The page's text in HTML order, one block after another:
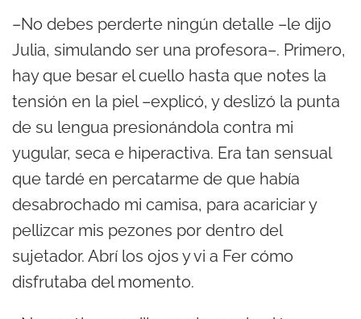
–No debes perderte ningún detalle –le dijo
Julia, simulando ser una profesora–. Primero,
hay que besar el cuello hasta que notes la
tensión en la piel –explicó, y deslizó la punta
de su lengua presionándola contra mi
yugular, seca e hiperactiva. Era tan sensual
que tardé en percatarme de que había
desabrochado mi camisa, para acariciar y
pellizcar mis pezones por dentro del
sujetador. Abrí los ojos y vi a Fer cómo
disfrutaba del momento.